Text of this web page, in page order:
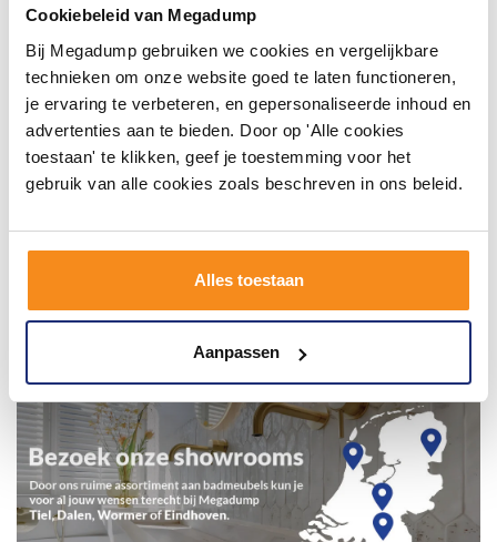
Cookiebeleid van Megadump
Bij Megadump gebruiken we cookies en vergelijkbare
technieken om onze website goed te laten functioneren,
je ervaring te verbeteren, en gepersonaliseerde inhoud en
advertenties aan te bieden. Door op 'Alle cookies
toestaan' te klikken, geef je toestemming voor het
gebruik van alle cookies zoals beschreven in ons beleid.
Alles toestaan
Aanpassen
inspirerende omgeving vol met unieke
badkamerstijlen. Doe je mee?